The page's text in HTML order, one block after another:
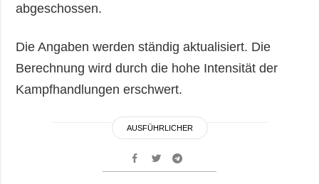
abgeschossen.
Die Angaben werden ständig aktualisiert. Die
Berechnung wird durch die hohe Intensität der
Kampfhandlungen erschwert.
AUSFÜHRLICHER